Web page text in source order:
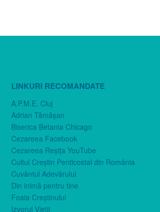
LINKURI RECOMANDATE
A.P.M.E. Cluj
Adrian Tămăşan
Biserica Betania Chicago
Cezareea Facebook
Cezareea Reşiţa YouTube
Cultul Creştin Penticostal din România
Cuvântul Adevărului
Din inimă pentru tine
Foaia Creştinului
Izvorul Vieţii